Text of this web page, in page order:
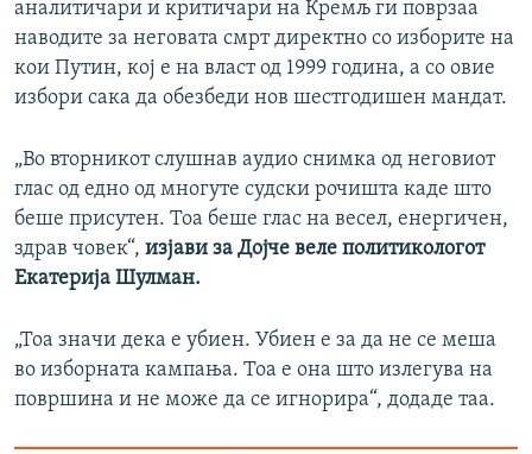
аналитичари и критичари на Кремљ ги поврзаа
наводите за неговата смрт директно со изборите на
кои Путин, кој е на власт од 1999 година, а со овие
избори сака да обезбеди нов шестгодишен мандат.
„Во вторникот слушнав аудио снимка од неговиот
глас од едно од многуте судски рочишта каде што
беше присутен. Тоа беше глас на весел, енергичен,
здрав човек“, изјави за Дојче веле политикологот
Екатерија Шулман.
„Тоа значи дека е убиен. Убиен е за да не се меша
во изборната кампања. Тоа е она што излегува на
површина и не може да се игнорира“, додаде таа.